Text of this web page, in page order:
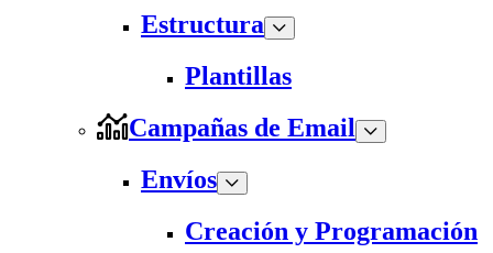
Estructura
Plantillas
Campañas de Email
Envíos
Creación y Programación